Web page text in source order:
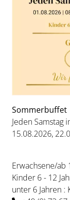
Sommerbuffet
Jeden Samstag
15.08.2026,
Erwachsene/ab
Kinder 6 - 12
unter 6 Jahren :